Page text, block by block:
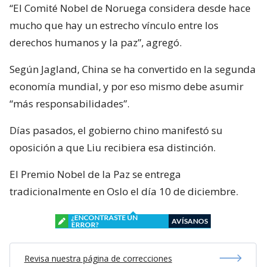
“El Comité Nobel de Noruega considera desde hace
mucho que hay un estrecho vínculo entre los
derechos humanos y la paz”, agregó.
Según Jagland, China se ha convertido en la segunda
economía mundial, y por eso mismo debe asumir
“más responsabilidades”.
Días pasados, el gobierno chino manifestó su
oposición a que Liu recibiera esa distinción.
El Premio Nobel de la Paz se entrega
tradicionalmente en Oslo el día 10 de diciembre.
¿ENCONTRASTE UN
ERROR?
AVÍSANOS
Revisa nuestra página de correcciones